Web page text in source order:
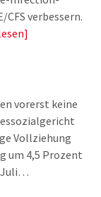
CFS verbessern.
vorerst keine
Vollziehung
um 4,5 Prozent
Juli…